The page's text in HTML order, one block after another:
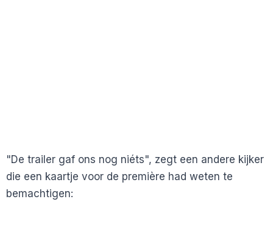
"De trailer gaf ons nog niéts", zegt een andere kijker
die een kaartje voor de première had weten te
bemachtigen: